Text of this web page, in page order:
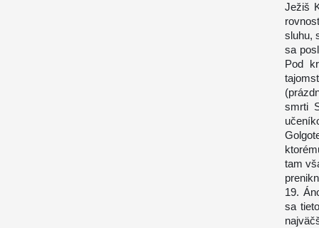
Ježiš
sluhu,
sa
Pod
smrti
tam
19.
sa